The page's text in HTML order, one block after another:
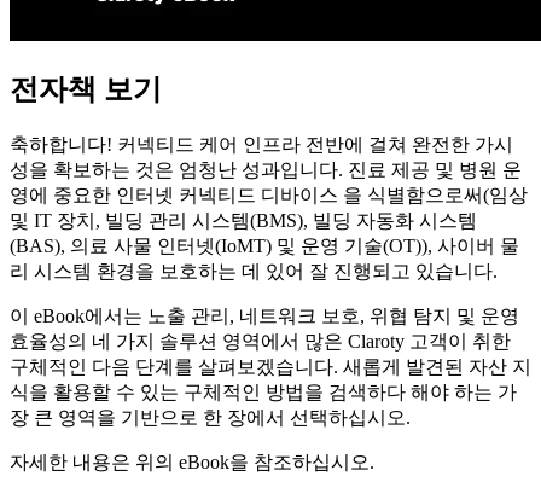
전자책 보기
축하합니다! 커넥티드 케어 인프라 전반에 걸쳐 완전한 가시
성을 확보하는 것은 엄청난 성과입니다. 진료 제공 및 병원 운
영에 중요한 인터넷 커넥티드 디바이스 을 식별함으로써(임상
및 IT 장치, 빌딩 관리 시스템(BMS), 빌딩 자동화 시스템
(BAS), 의료 사물 인터넷(IoMT) 및 운영 기술(OT)), 사이버 물
리 시스템 환경을 보호하는 데 있어 잘 진행되고 있습니다.
이 eBook에서는 노출 관리, 네트워크 보호, 위협 탐지 및 운영
효율성의 네 가지 솔루션 영역에서 많은 Claroty 고객이 취한
구체적인 다음 단계를 살펴보겠습니다. 새롭게 발견된 자산 지
식을 활용할 수 있는 구체적인 방법을 검색하다 해야 하는 가
장 큰 영역을 기반으로 한 장에서 선택하십시오.
자세한 내용은 위의 eBook을 참조하십시오.